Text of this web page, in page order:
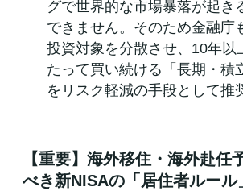
グで世界的な市場暴落が起き
できません。そのため金融庁
投資対象を分散させ、10年以
たって買い続ける「長期・積
をリスク軽減の手段として推
【重要】海外移住・海外赴任
べき新NISAの「居住者ルール